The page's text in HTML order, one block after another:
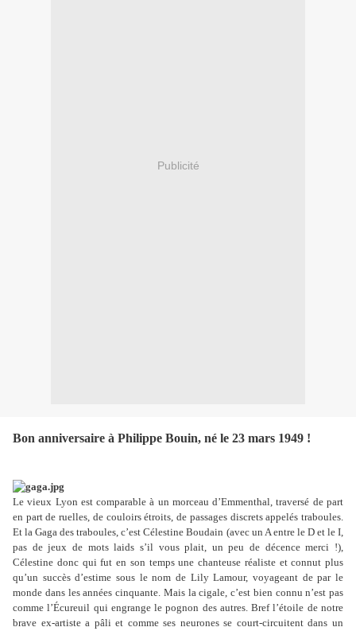
Publicité
Bon anniversaire à Philippe Bouin, né le 23 mars 1949 !
Le vieux Lyon est comparable à un morceau d’Emmenthal, traversé de part
en part de ruelles, de couloirs étroits, de passages discrets appelés traboules.
Et la Gaga des traboules, c’est Célestine Boudain (avec un A entre le D et le I,
pas de jeux de mots laids s’il vous plait, un peu de décence merci !),
Célestine donc qui fut en son temps une chanteuse réaliste et connut plus
qu’un succès d’estime sous le nom de Lily Lamour, voyageant de par le
monde dans les années cinquante. Mais la cigale, c’est bien connu n’est pas
comme l’Écureuil qui engrange le pognon des autres. Bref l’étoile de notre
brave ex-artiste a pâli et comme ses neurones se court-circuitent dans un